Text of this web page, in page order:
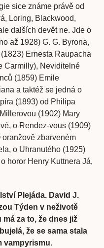
sice známe právě od
Loring, Blackwood,
dalších devět ne. Jde o
až 1928) G. G. Byrona,
Ernesta Raupacha
Carmilly), Neviditelné
(1859) Emile
a taktéž se jedná o
(1893) od Philipa
(1902) Mary
o Rendez-vous (1909)
oranžově zbarveném
o Uhranutého (1925)
horor Henry Kuttnera Já,
Plejáda. David J.
Týden v neživotě
za to, že dnes již
že se sama stala
vampyrismu.